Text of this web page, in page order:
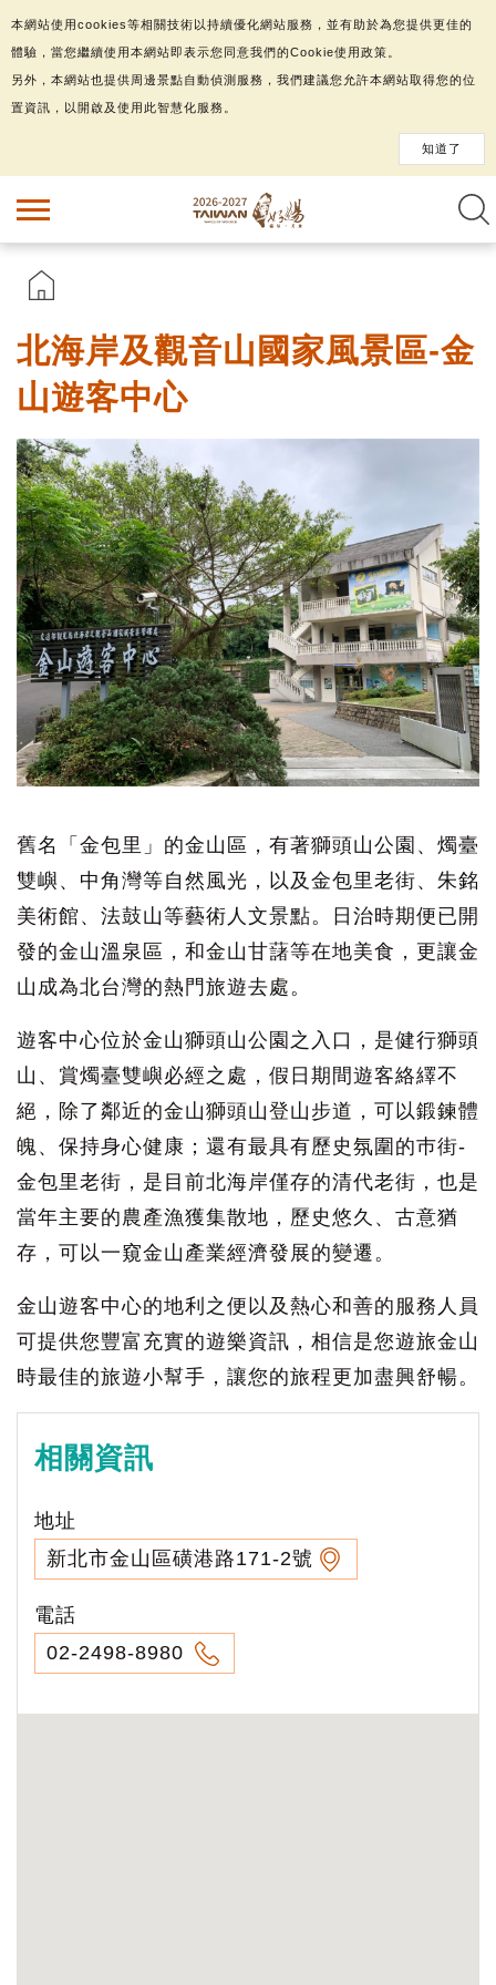
北海岸及觀音山國家風景區-金
山遊客中心
舊名「金包里」的金山區，有著獅頭山公園、燭臺
雙嶼、中角灣等自然風光，以及金包里老街、朱銘
美術館、法鼓山等藝術人文景點。日治時期便已開
發的金山溫泉區，和金山甘藷等在地美食，更讓金
山成為北台灣的熱門旅遊去處。
遊客中心位於金山獅頭山公園之入口，是健行獅頭
山、賞燭臺雙嶼必經之處，假日期間遊客絡繹不
絕，除了鄰近的金山獅頭山登山步道，可以鍛鍊體
魄、保持身心健康；還有最具有歷史氛圍的巿街-
金包里老街，是目前北海岸僅存的清代老街，也是
當年主要的農產漁獲集散地，歷史悠久、古意猶
存，可以一窺金山產業經濟發展的變遷。
金山遊客中心的地利之便以及熱心和善的服務人員
可提供您豐富充實的遊樂資訊，相信是您遊旅金山
時最佳的旅遊小幫手，讓您的旅程更加盡興舒暢。
相關資訊
地址
新北市金山區磺港路171-2號
電話
02-2498-8980
本網站使用cookies等相關技術以持續優化網站服務，並有助於為您提供更佳的
體驗，當您繼續使用本網站即表示您同意我們的Cookie使用政策。
另外，本網站也提供周邊景點自動偵測服務，我們建議您允許本網站取得您的位
置資訊，以開啟及使用此智慧化服務。
知道了